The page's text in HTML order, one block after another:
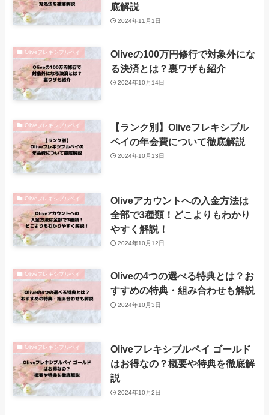
底解説
2024年11月1日
Oliveフレキシブルペイ
Oliveの100万円修行で対象外にな
る決済とは？裏ワザも紹介
2024年10月14日
Oliveフレキシブルペイ
【ランク別】Oliveフレキシブル
ペイの年会費について徹底解説
2024年10月13日
Oliveフレキシブルペイ
Oliveアカウントへの入金方法は
全部で3種類！どこよりもわかり
やすく解説！
2024年10月12日
Oliveフレキシブルペイ
Oliveの4つの選べる特典とは？お
すすめの特典・組み合わせも解説
2024年10月3日
Oliveフレキシブルペイ
Oliveフレキシブルペイ ゴールド
はお得なの？概要や特典を徹底解
説
2024年10月2日